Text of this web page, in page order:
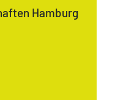
Hamburg